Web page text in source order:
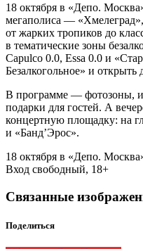
18 октября в «Депо.
мегаполиса —
от жарких тропиков до
в тематические зоны
Capulco 0.0, Essa 0.0 и
Безалкогольное» и открыть
В программе — фотозоны,
подарки для гостей. А
концертную площадку: на
и «Банд’Эрос».
18 октября в «Депо.
Вход свободный, 18+
Связанные
Поделиться